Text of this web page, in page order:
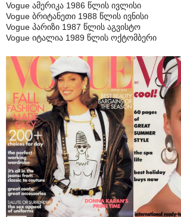
Vogue ამერიკა 1986 წლის ივლისი
Vogue ბრიტანეთი 1988 წლის ივნისი
Vogue პარიზი 1987 წლის აგვისტო
Vogue იტალია 1989 წლის ოქტომბერი